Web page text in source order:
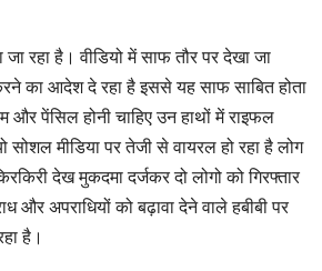
रहा है। वीडियो में साफ तौर पर देखा जा
का आदेश दे रहा है इससे यह साफ साबित होता
पेंसिल होनी चाहिए उन हाथों में राइफल
सोशल मीडिया पर तेजी से वायरल हो रहा है लोग
देख मुकदमा दर्जकर दो लोगो को गिरफ्तार
अपराधियों को बढ़ावा देने वाले हबीबी पर
है।